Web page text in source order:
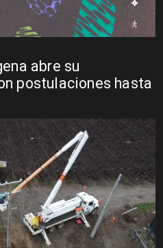
abre su
postulaciones hasta